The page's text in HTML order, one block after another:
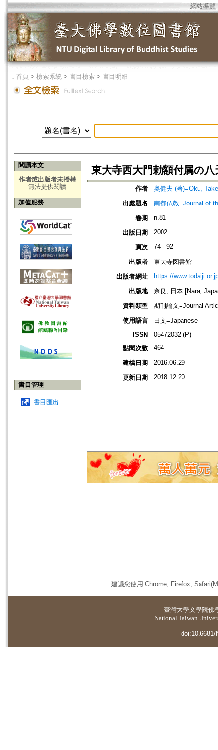
網站導覽
． 首頁 > 檢索系統 > 書目檢索 > 書目明細
閱讀本文
作者或出版者未授權
無法提供閱讀
加值服務
書目管理
書目匯出
東大寺西大門勅額付属の
作者
奥健夫 (著)=Oku,
出處題名
南都仏教=Journal of
卷期
n.81
出版日期 2002
頁次 74 - 92
出版者
東大寺図書館
出版者網址
https://
出版地
奈良, 日本 [Nara,
資料類型
期刊論文=Journal
使用語言
日文=Japanese
ISSN
05472032 (P)
點閱次數
464
建檔日期 2016.06.29
更新日期 2018.12.20
建議您使用 Chrome, Firefox,
臺灣大學文學院佛
National Taiwan
doi:10.6681/